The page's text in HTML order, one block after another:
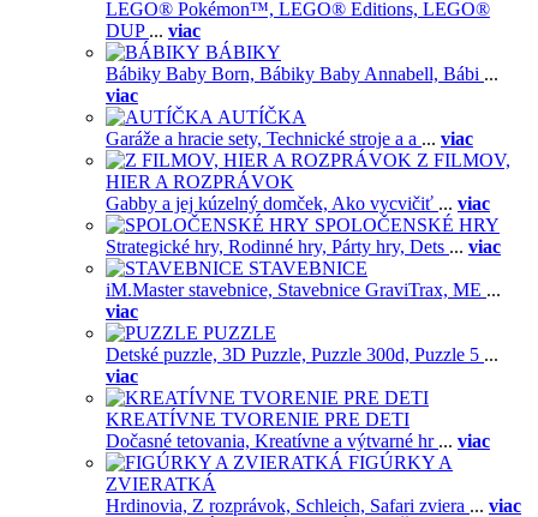
LEGO® Pokémon™, LEGO® Editions, LEGO®
DUP ... viac
BÁBIKY
Bábiky Baby Born, Bábiky Baby Annabell, Bábi ...
viac
AUTÍČKA
Garáže a hracie sety, Technické stroje a a ... viac
Z FILMOV,
HIER A ROZPRÁVOK
Gabby a jej kúzelný domček, Ako vycvičiť ... viac
SPOLOČENSKÉ HRY
Strategické hry, Rodinné hry, Párty hry, Dets ... viac
STAVEBNICE
iM.Master stavebnice, Stavebnice GraviTrax, ME ...
viac
PUZZLE
Detské puzzle, 3D Puzzle, Puzzle 300d, Puzzle 5 ...
viac
KREATÍVNE TVORENIE PRE DETI
Dočasné tetovania, Kreatívne a výtvarné hr ... viac
FIGÚRKY A
ZVIERATKÁ
Hrdinovia, Z rozprávok, Schleich, Safari zviera ... viac